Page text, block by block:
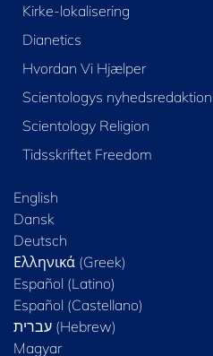
Kirke-lokalisering
Dianetics
Hvordan Vi Hjælper
Scientologys nyhedsredaktion
Scientology Religion
Tidsskriftet Freedom
English
Dansk
Deutsch
Ελληνικά (Greek)
Español (Latino)
Español (Castellano)
Magyar